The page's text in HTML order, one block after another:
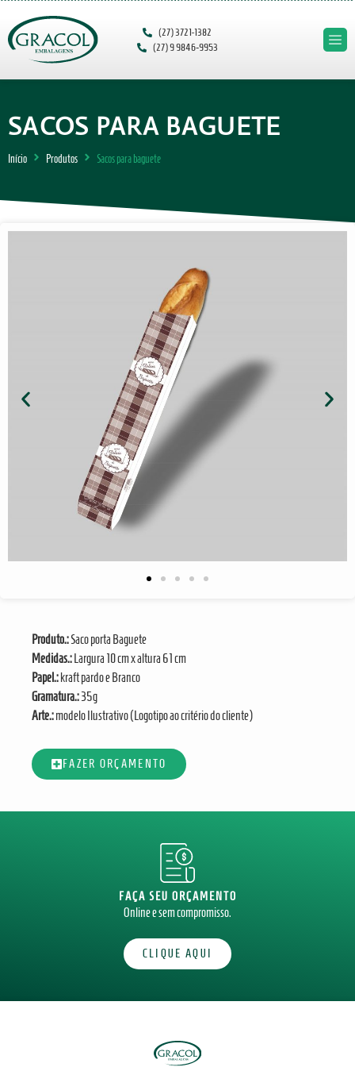
(27) 3721-1382
(27) 9 9846‑9953‬
SACOS PARA BAGUETE
Início Produtos Sacos para baguete
Produto.:Saco porta Baguete
Medidas.: Largura 10 cm x altura 61 cm
Papel.: kraft pardo e Branco
Gramatura.:35g
Arte.:modelo Ilustrativo (Logotipo ao critério do cliente)
FAZER ORÇAMENTO
FAÇA SEU ORÇAMENTO
Online e sem compromisso.
CLIQUE AQUI